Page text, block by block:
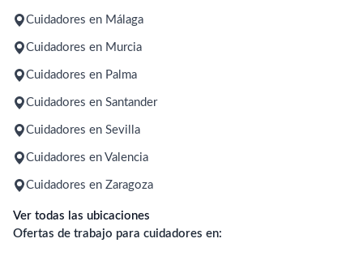
Cuidadores en Málaga
Cuidadores en Murcia
Cuidadores en Palma
Cuidadores en Santander
Cuidadores en Sevilla
Cuidadores en Valencia
Cuidadores en Zaragoza
Ver todas las ubicaciones
Ofertas de trabajo para cuidadores en: